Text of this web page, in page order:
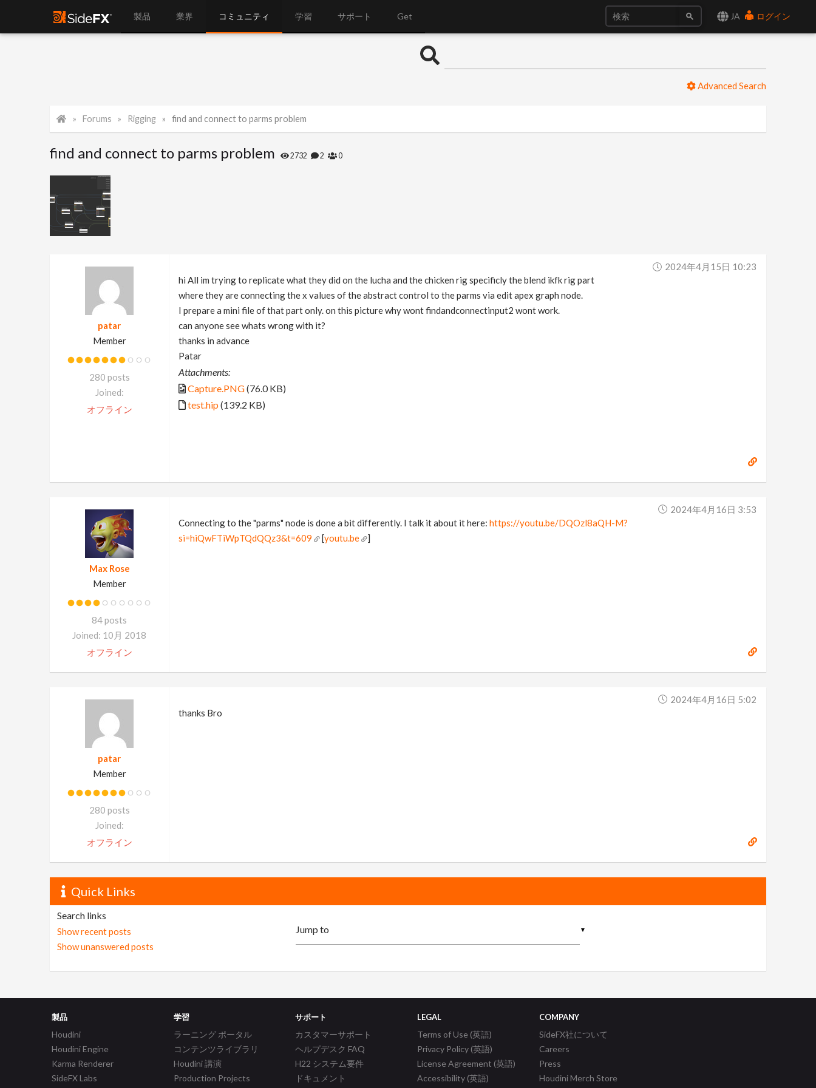
JA ログイン
製品 業界 コミュニティ 学習 サポート Get
Advanced Search
Forums Rigging find and connect to parms problem
find and connect to parms problem 2732 2 0
patar
Member
280 posts
Joined:
オフライン
2024年4月15日 10:23
hi All im trying to replicate what they did on the lucha and the chicken rig specificly the blend ikfk rig part
where they are connecting the x values of the abstract control to the parms via edit apex graph node.
I prepare a mini file of that part only. on this picture why wont findandconnectinput2 wont work.
can anyone see whats wrong with it?
thanks in advance
Patar
Attachments:
Capture.PNG(76.0 KB)
test.hip(139.2 KB)
Max Rose
Member
84 posts
Joined: 10月 2018
オフライン
2024年4月16日 3:53
Connecting to the "parms" node is done a bit differently. I talk it about it here: https://youtu.be/DQOzl8aQH-M?
si=hiQwFTiWpTQdQQz3&t=609
[youtu.be ]
patar
Member
280 posts
Joined:
オフライン
2024年4月16日 5:02
thanks Bro
Quick Links
Search links
Show recent posts
Show unanswered posts
▼
製品
Houdini
Houdini Engine
Karma Renderer
SideFX Labs
学習
ラーニング ポータル
コンテンツライブラリ
Houdini 講演
Production Projects
サポート
カスタマーサポート
ヘルプデスク FAQ
H22 システム要件
ドキュメント
LEGAL
Terms of Use (英語)
Privacy Policy (英語)
License Agreement (英語)
Accessibility (英語)
COMPANY
SideFX社について
Careers
Press
Houdini Merch Store